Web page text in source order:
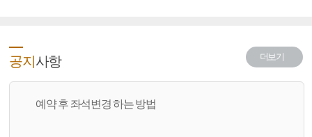
공지 사항 더보기
예약 후 좌석변경 하는 방법